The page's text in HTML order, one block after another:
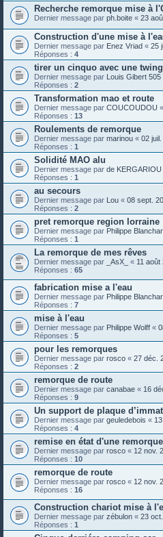
Recherche remorque mise à
Dernier message par ph.boite « 23
Construction d'une mise à
Dernier message par Enez Vriad « 25
Réponses : 4
tirer un cinquo avec une
Dernier message par Louis Gibert 505
Réponses : 2
Transformation mao et route
Dernier message par COUCOUDOU «
Réponses : 13
Roulements de remorque
Dernier message par marinou « 02
Réponses : 1
Solidité MAO alu
Dernier message par de
Réponses : 1
au secours
Dernier message par Lou « 08 sept.
Réponses : 2
pret remorque region lorraine
Dernier message par Philippe
Réponses : 1
La remorque de mes rêves
Dernier message par _AsX_ « 11 août
Réponses : 65
fabrication mise a l'eau
Dernier message par Philippe
Réponses : 7
mise à l'eau
Dernier message par Philippe Wolff «
Réponses : 5
pour les remorques
Dernier message par rosco « 27 déc.
Réponses : 2
remorque de route
Dernier message par canabae « 16
Réponses : 9
Un support de plaque
Dernier message par geuledebois «
Réponses : 4
remise en état d'une
Dernier message par rosco « 12 nov.
Réponses : 10
remorque de route
Dernier message par rosco « 12 nov.
Réponses : 16
Construction chariot mise à
Dernier message par zébulon « 23
Réponses : 1